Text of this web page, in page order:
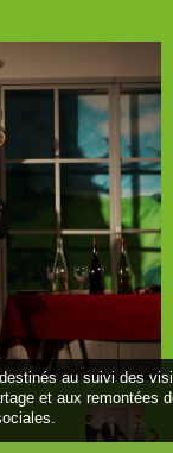
au suivi des
et aux remontées